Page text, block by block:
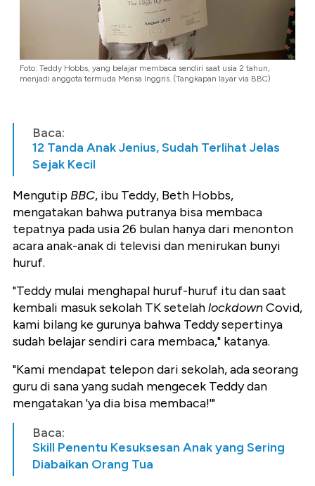
Foto: Teddy Hobbs, yang belajar membaca sendiri saat usia 2 tahun,
menjadi anggota termuda Mensa Inggris. (Tangkapan layar via BBC)
Baca:
12 Tanda Anak Jenius, Sudah Terlihat Jelas
Sejak Kecil
Mengutip BBC, ibu Teddy, Beth Hobbs,
mengatakan bahwa putranya bisa membaca
tepatnya pada usia 26 bulan hanya dari menonton
acara anak-anak di televisi dan menirukan bunyi
huruf.
"Teddy mulai menghapal huruf-huruf itu dan saat
kembali masuk sekolah TK setelahlockdownCovid,
kami bilang ke gurunya bahwa Teddy sepertinya
sudah belajar sendiri cara membaca," katanya.
"Kami mendapat telepon dari sekolah, ada seorang
guru di sana yang sudah mengecek Teddy dan
mengatakan 'ya dia bisa membaca!'"
Baca:
Skill Penentu Kesuksesan Anak yang Sering
Diabaikan Orang Tua